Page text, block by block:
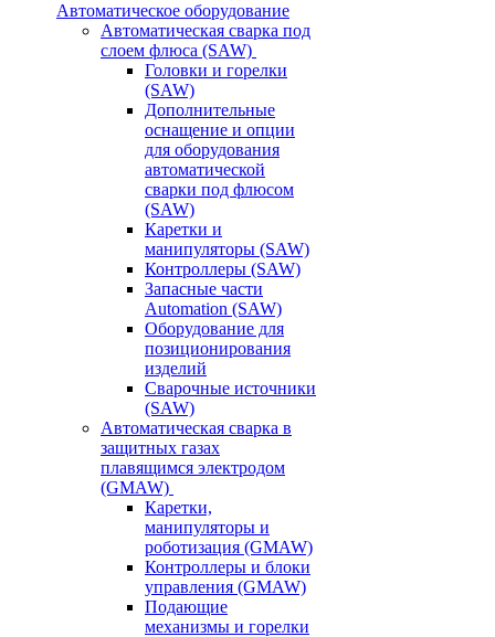
Автоматическое оборудование
Автоматическая сварка под
слоем флюса (SAW)
Головки и горелки
(SAW)
Дополнительные
оснащение и опции
для оборудования
автоматической
сварки под флюсом
(SAW)
Каретки и
манипуляторы (SAW)
Контроллеры (SAW)
Запасные части
Automation (SAW)
Оборудование для
позиционирования
изделий
Сварочные источники
(SAW)
Автоматическая сварка в
защитных газах
плавящимся электродом
(GMAW)
Каретки,
манипуляторы и
роботизация (GMAW)
Контроллеры и блоки
управления (GMAW)
Подающие
механизмы и горелки